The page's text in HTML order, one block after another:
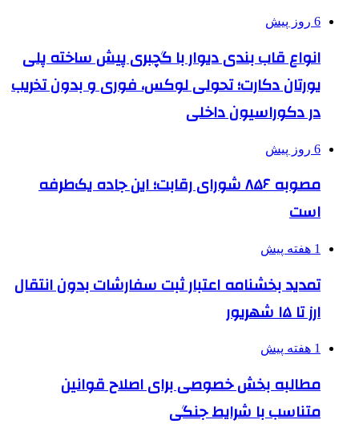
6 روز پیش
انواع قاب بندی دیوار با گچبری پیش ساخته پلی
یورتان دکارت؛ تحولی لوکس، فوری و بدون تخریب
در دکوراسیون داخلی
6 روز پیش
مصوبه ۸۵۶ شورای رقابت؛ این جاده یک‌طرفه
است
1 هفته پیش
تمدید بخشنامه اعتبار ثبت سفارشات بدون انتقال
ارز تا ۱۵ شهریور
1 هفته پیش
مطالبه بخش خصوصی برای اصلاح قوانین
متناسب با شرایط جنگی